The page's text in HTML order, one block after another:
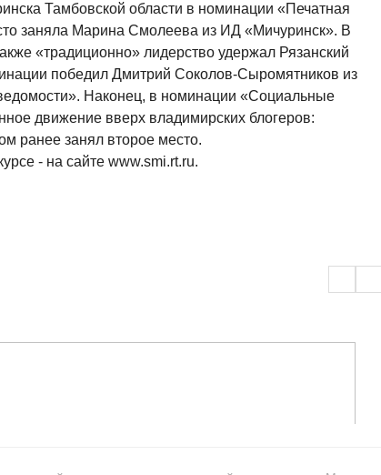
Тамбовской области в номинации «Печатная
заняла Марина Смолеева из ИД «Мичуринск». В
«традиционно» лидерство удержал Рязанский
победил Дмитрий Соколов-Сыромятников из
Наконец, в номинации «Социальные
движение вверх владимирских блогеров:
ранее занял второе место.
- на сайте www.smi.rt.ru.